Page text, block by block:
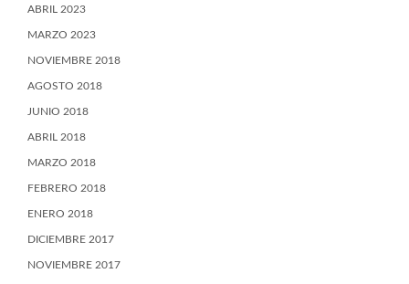
ABRIL 2023
MARZO 2023
NOVIEMBRE 2018
AGOSTO 2018
JUNIO 2018
ABRIL 2018
MARZO 2018
FEBRERO 2018
ENERO 2018
DICIEMBRE 2017
NOVIEMBRE 2017